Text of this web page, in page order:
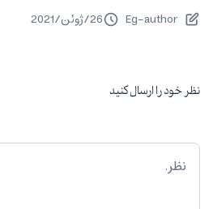
Eg-author
26
/ژوئن/
2021
نظر خود را ارسال کنید